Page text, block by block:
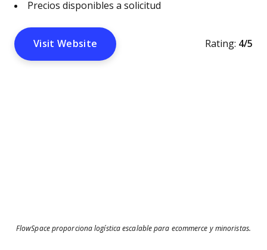
Precios disponibles a solicitud
Visit Website Rating: 4/5
FlowSpace proporciona logística escalable para ecommerce y minoristas.